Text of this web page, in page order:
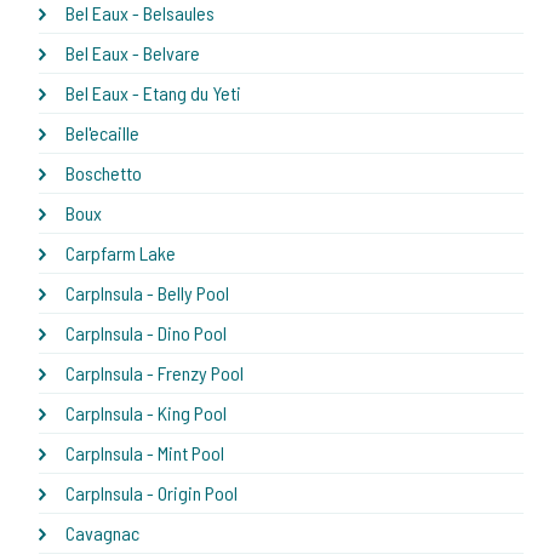
Bel Eaux - Belsaules
Bel Eaux - Belvare
Bel Eaux - Etang du Yeti
Bel'ecaille
Boschetto
Boux
Carpfarm Lake
CarpInsula - Belly Pool
CarpInsula - Dino Pool
CarpInsula - Frenzy Pool
CarpInsula - King Pool
CarpInsula - Mint Pool
CarpInsula - Origin Pool
Cavagnac